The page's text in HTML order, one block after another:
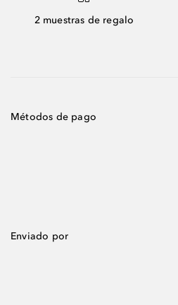
2 muestras de regalo
Métodos de pago
Enviado por